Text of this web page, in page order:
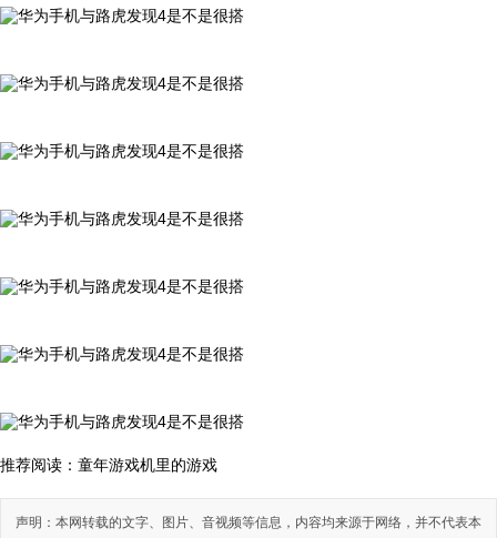
推荐阅读： 童年游戏机里的游戏
声明：本网转载的文字、图片、音视频等信息，内容均来源于网络，并不代表本